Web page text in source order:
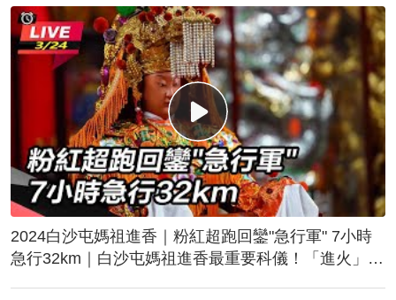
2024白沙屯媽祖進香｜粉紅超跑回鑾"急行軍" 7小時
急行32km｜白沙屯媽祖進香最重要科儀！「進火」儀